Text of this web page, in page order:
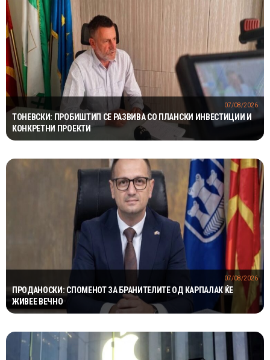
ТОНЕВСКИ: ПРОБИШТИП СЕ РАЗВИВА СО ПЛАНСКИ ИНВЕСТИЦИИ И
КОНКРЕТНИ ПРОЕКТИ
07/08/2026
ПРОДАНОСКИ: СПОМЕНОТ ЗА БРАНИТЕЛИТЕ ОД КАРПАЛАК ЌЕ
ЖИВЕЕ ВЕЧНО
07/08/2026